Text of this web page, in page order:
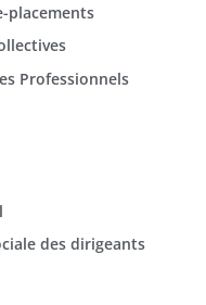
placements
Professionnels
des dirigeants